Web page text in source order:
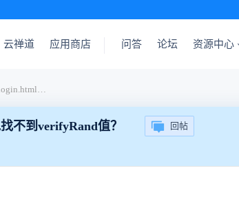
云禅道 应用商店 问答 论坛 资源中心
禅道15.0.1，zentao/user-login.html 页面，抓包找不到verifyRand值？
不到verifyRand值？ 回帖